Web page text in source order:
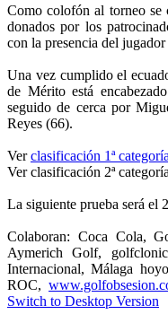
Como colofón al torneo se
donados por los
con la presencia del
Una vez cumplido el
de Mérito está
seguido de cerca por
Reyes (66).
Verclasificación 1ª categoría
Ver clasificación 2ª
La siguiente prueba será el
Colaboran: Coca Cola,
Aymerich Golf,
Internacional, Málaga
ROC,
Switch to Desktop Version